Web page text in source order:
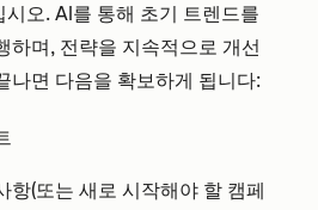
오. AI를 통해 초기 트렌드를
하며, 전략을 지속적으로 개선
나면 다음을 확보하게 됩니다:
항(또는 새로 시작해야 할 캠페